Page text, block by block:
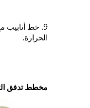
الحرارة.
مخطط تدفق